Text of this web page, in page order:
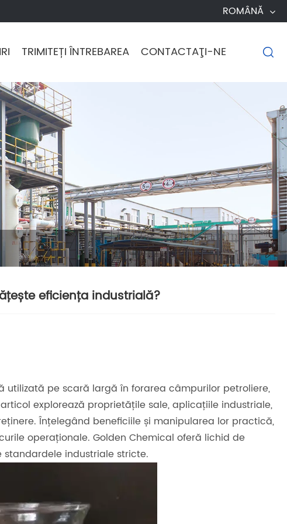
ROMÂNĂ
TRIMITEȚI ÎNTREBAREA CONTACTAŢI-NE 
eficiența industrială?
utilizată pe scară largă în forarea câmpurilor petroliere,
explorează proprietățile sale, aplicațiile industriale,
Înțelegând beneficiile și manipularea lor practică,
operaționale. Golden Chemical oferă lichid de
industriale stricte.